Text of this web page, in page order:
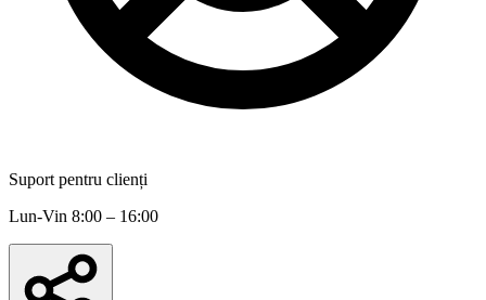
Suport pentru clienți
Lun-Vin 8:00 – 16:00